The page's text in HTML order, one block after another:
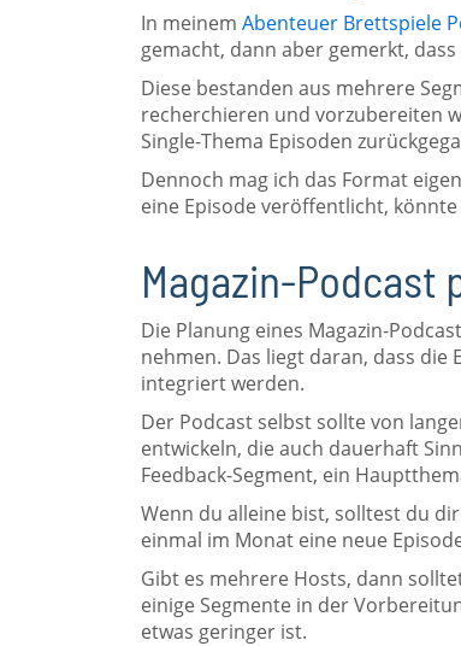
In meinem Abenteuer Brettspiele
gemacht, dann aber gemerkt,
Diese bestanden aus mehrere
recherchieren und vorzubereiten
Single-Thema Episoden
Dennoch mag ich das Format
eine Episode veröffentlicht,
Magazin-Podcast
Die Planung eines Magazin-
nehmen. Das liegt daran, dass
integriert werden.
Der Podcast selbst sollte von
entwickeln, die auch dauerhaft
Feedback-Segment, ein
Wenn du alleine bist, solltest du
einmal im Monat eine neue
Gibt es mehrere Hosts, dann
einige Segmente in der
etwas geringer ist.